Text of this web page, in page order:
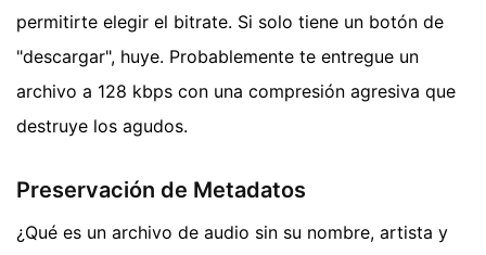
permitirte elegir el bitrate. Si solo tiene un botón de
"descargar", huye. Probablemente te entregue un
archivo a 128 kbps con una compresión agresiva que
destruye los agudos.
Preservación de Metadatos
¿Qué es un archivo de audio sin su nombre, artista y